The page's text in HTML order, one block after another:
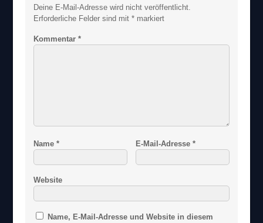
Deine E-Mail-Adresse wird nicht veröffentlicht.
Erforderliche Felder sind mit* markiert
Kommentar*
Name* E-Mail-Adresse *
Website
Name, E-Mail-Adresse und Website in diesem